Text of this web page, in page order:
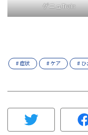
ゲニュTrain
# 症状 # ケア # ひ